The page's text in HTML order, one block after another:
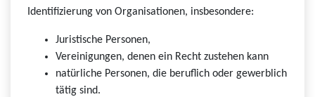
Identifizierung von Organisationen, insbesondere:
Juristische Personen,
Vereinigungen, denen ein Recht zustehen kann
natürliche Personen, die beruflich oder gewerblich
tätig sind.